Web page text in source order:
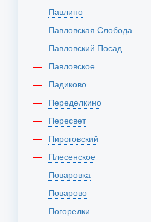
Павлино
Павловская Слобода
Павловский Посад
Павловское
Падиково
Переделкино
Пересвет
Пироговский
Плесенское
Поваровка
Поварово
Погорелки